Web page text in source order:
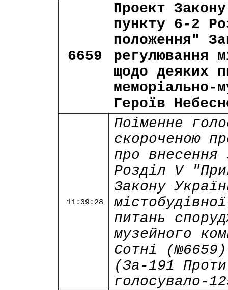
6659
Проект
пункту 6-2
положення"
регулювання
щодо деяких
меморіально-
Героїв
11:39:28
Поіменне
скороченою
про
Розділ V
Закону
питань
музейного
Сотні (№6659)
(За-191
голосувало-